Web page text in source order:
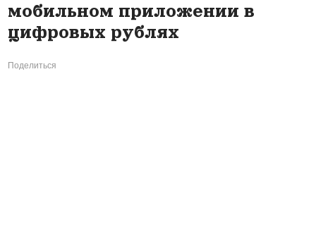
мобильном приложении в
цифровых рублях
Поделиться